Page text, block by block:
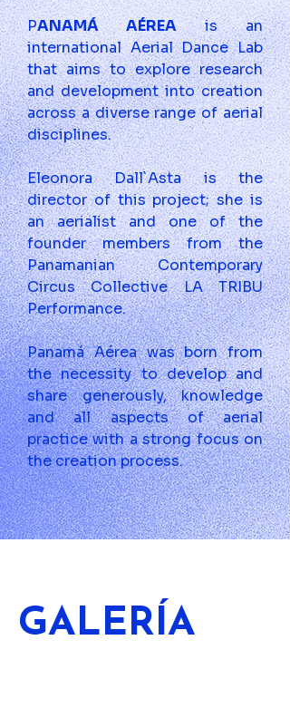
PANAMÁ AÉREA is an
international Aerial Dance Lab
that aims to explore research
and development into creation
across a diverse range of aerial
disciplines.
Eleonora Dall`Asta is the
director of this project; she is
an aerialist and one of the
founder members from the
Panamanian Contemporary
Circus Collective LA TRIBU
Performance.
Panamá Aérea was born from
the necessity to develop and
share generously, knowledge
and all aspects of aerial
practice with a strong focus on
the creation process.
GALERÍA